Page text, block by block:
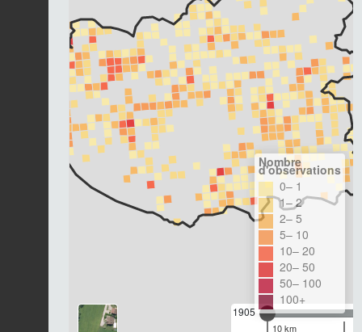
1905
Nombre
d'observations
0– 1
1– 2
2– 5
5– 10
10– 20
20– 50
50– 100
100+
10 km